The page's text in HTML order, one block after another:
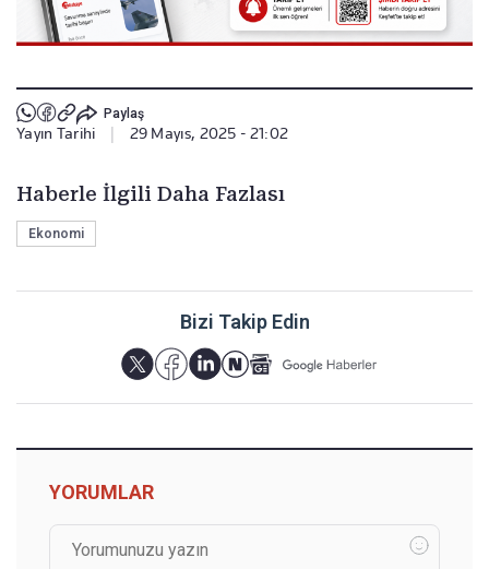
Paylaş
Yayın Tarihi 29 Mayıs, 2025 - 21:02
Haberle İlgili Daha Fazlası
Ekonomi
Bizi Takip Edin
YORUMLAR